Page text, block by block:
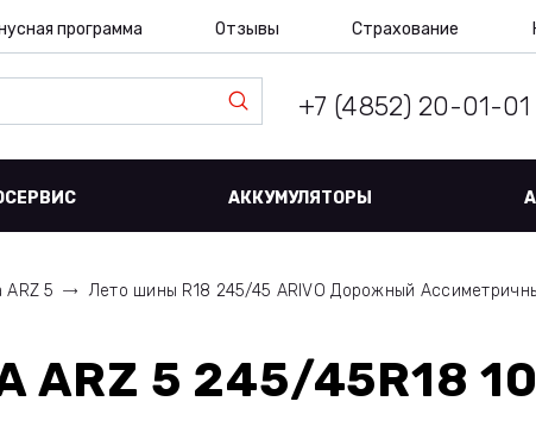
программа Отзывы Страхование
+7 (4852) 20-01-01
АККУМУЛЯТОРЫ
ARZ 5 Лето шины R18 245/45 ARIVO Дорожный
ARZ 5 245/45R18